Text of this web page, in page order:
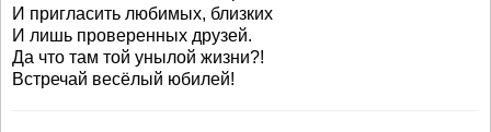
И пригласить любимых, близких
И лишь проверенных друзей.
Да что там той унылой жизни?!
Встречай весёлый юбилей!